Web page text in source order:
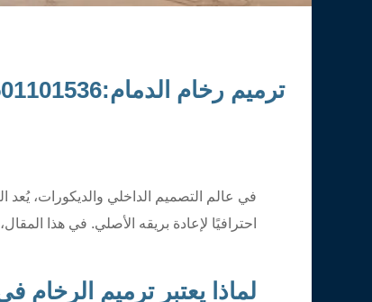
ترميم رخام الدمام:0501101536|دليل شامل لخدمة احترافية تعيد الفخامة إلى منزلك
في عالم التصميم الداخلي والديكورات،
احترافيًا لإعادة بريقه الأصلي. في هذا
لماذا يعتبر ترميم الرخام